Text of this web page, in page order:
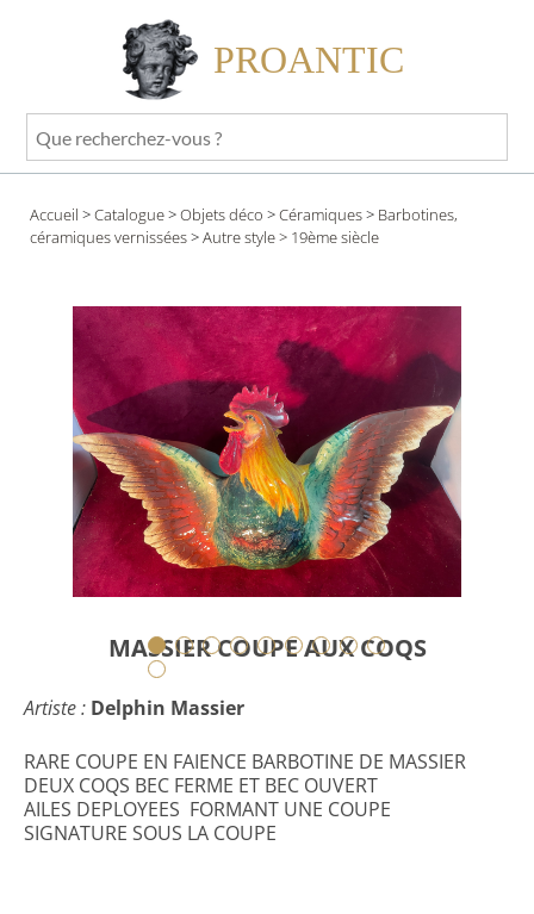
PROANTIC
Que
recherchez-
?
Accueil >Catalogue>Objets déco >Céramiques> Barbotines,
céramiques vernissées>Autre style> 19ème siècle
MASSIER COUPE AUX COQS
Artiste : Delphin Massier
RARE COUPE EN FAIENCE BARBOTINE DE MASSIER
DEUX COQS BEC FERME ET BEC OUVERT
AILES DEPLOYEES FORMANT UNE COUPE
SIGNATURE SOUS LA COUPE